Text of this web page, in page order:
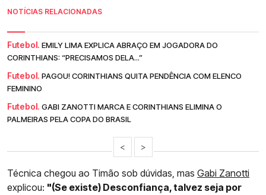
NOTÍCIAS RELACIONADAS
Futebol. EMILY LIMA EXPLICA ABRAÇO EM JOGADORA DO
CORINTHIANS: “PRECISAMOS DELA...”
Futebol. PAGOU! CORINTHIANS QUITA PENDÊNCIA COM ELENCO
FEMININO
Futebol. GABI ZANOTTI MARCA E CORINTHIANS ELIMINA O
PALMEIRAS PELA COPA DO BRASIL
< >
Técnica chegou ao Timão sob dúvidas, mas Gabi Zanotti
explicou: "(Se existe) Desconfiança, talvez seja por